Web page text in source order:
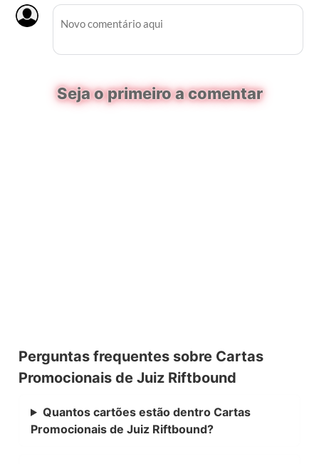
Seja o primeiro a comentar
Perguntas frequentes sobre Cartas
Promocionais de Juiz Riftbound
Quantos cartões estão dentro Cartas
Promocionais de Juiz Riftbound?